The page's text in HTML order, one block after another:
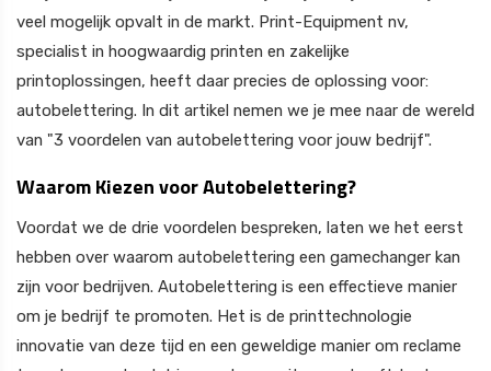
veel mogelijk opvalt in de markt. Print-Equipment nv,
specialist in hoogwaardig printen en zakelijke
printoplossingen, heeft daar precies de oplossing voor:
autobelettering. In dit artikel nemen we je mee naar de wereld
van "3 voordelen van autobelettering voor jouw bedrijf".
Waarom Kiezen voor Autobelettering?
Voordat we de drie voordelen bespreken, laten we het eerst
hebben over waarom autobelettering een gamechanger kan
zijn voor bedrijven. Autobelettering is een effectieve manier
om je bedrijf te promoten. Het is de printtechnologie
innovatie van deze tijd en een geweldige manier om reclame